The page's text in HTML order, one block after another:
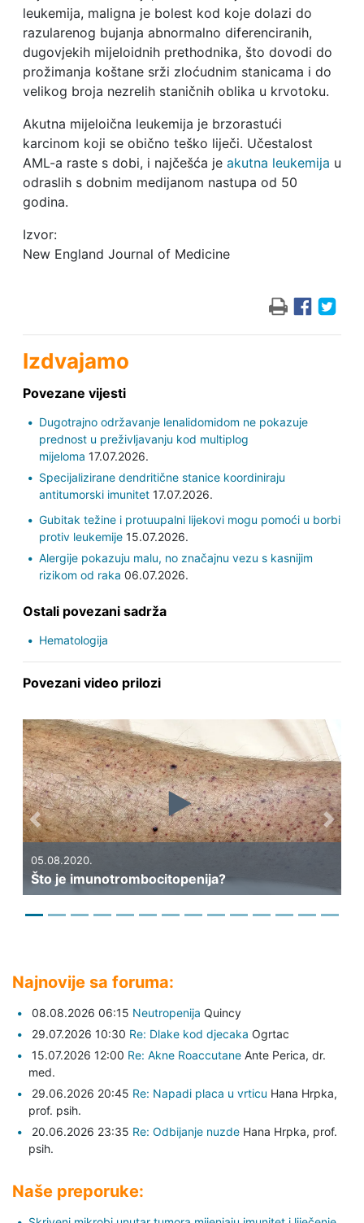
leukemija, maligna je bolest kod koje dolazi do
razularenog bujanja abnormalno diferenciranih,
dugovjekih mijeloidnih prethodnika, što dovodi do
prožimanja koštane srži zloćudnim stanicama i do
velikog broja nezrelih staničnih oblika u krvotoku.
Akutna mijeloična leukemija je brzorastući
karcinom koji se obično teško liječi. Učestalost
AML-a raste s dobi, i najčešća je akutna leukemija u
odraslih s dobnim medijanom nastupa od 50
godina.
Izvor:
New England Journal of Medicine
Izdvajamo
Povezane vijesti
Dugotrajno održavanje lenalidomidom ne pokazuje
prednost u preživljavanju kod multiplog
mijeloma 17.07.2026.
Specijalizirane dendritične stanice koordiniraju
antitumorski imunitet17.07.2026.
Gubitak težine i protuupalni lijekovi mogu pomoći u borbi
protiv leukemije15.07.2026.
Alergije pokazuju malu, no značajnu vezu s kasnijim
rizikom od raka 06.07.2026.
Ostali povezani sadrža
Hematologija
Povezani video prilozi
05.08.2020.
Što je imunotrombocitopenija?
Previous Next
Najnovije sa foruma:
08.08.2026 06:15 Neutropenija Quincy
29.07.2026 10:30 Re: Dlake kod djecaka Ogrtac
15.07.2026 12:00 Re: Akne Roaccutane Ante Perica, dr.
med.
29.06.2026 20:45 Re: Napadi placa u vrticu Hana Hrpka,
prof. psih.
20.06.2026 23:35 Re: Odbijanje nuzde Hana Hrpka, prof.
psih.
Naše preporuke: